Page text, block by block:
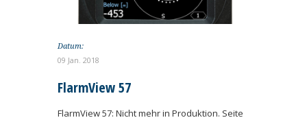
Datum:
09 Jan. 2018
FlarmView 57
FlarmView 57: Nicht mehr in Produktion. Seite